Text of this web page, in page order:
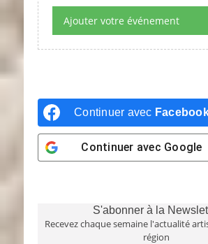
Ajouter votre événement
Continuer avec
Continuer avec Google
S'abonner à la
Recevez chaque semaine l'actualité
région